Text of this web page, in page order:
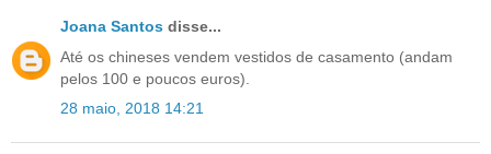
Joana Santos disse...
Até os chineses vendem vestidos de casamento (andam
pelos 100 e poucos euros).
28 maio, 2018 14:21